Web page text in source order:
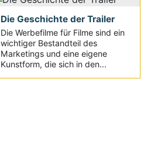
Die Geschichte der Trailer
Die Werbefilme für Filme sind ein
wichtiger Bestandteil des
Marketings und eine eigene
Kunstform, die sich in den...